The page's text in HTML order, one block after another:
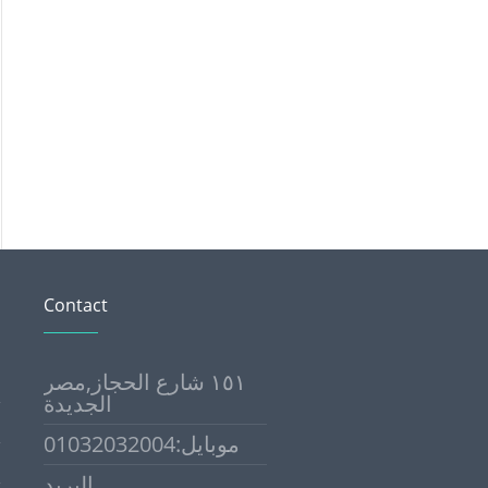
Contact
١٥١ شارع الحجاز,مصر
الجديدة
موبايل:01032032004